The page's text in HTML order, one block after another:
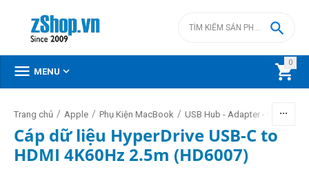
0


 MENU 
Trang chủ / Apple / Phụ Kiện MacBook / USB Hub - Adapter - Cable
Cáp dữ liệu HyperDrive USB-C to
HDMI 4K60Hz 2.5m (HD6007)